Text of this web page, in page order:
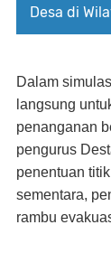
Desa di
Dalam
langsung
penanganan
pengurus
penentuan
sementara,
rambu